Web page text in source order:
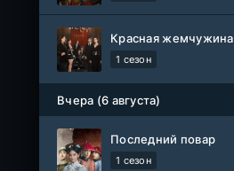
Красная жемчужина
1 сезон
Вчера (6 августа)
Последний повар
1 сезон